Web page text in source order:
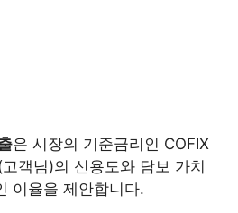
은 시장의 기준금리인 COFIX
객님)의 신용도와 담보 가치
이율을 제안합니다.